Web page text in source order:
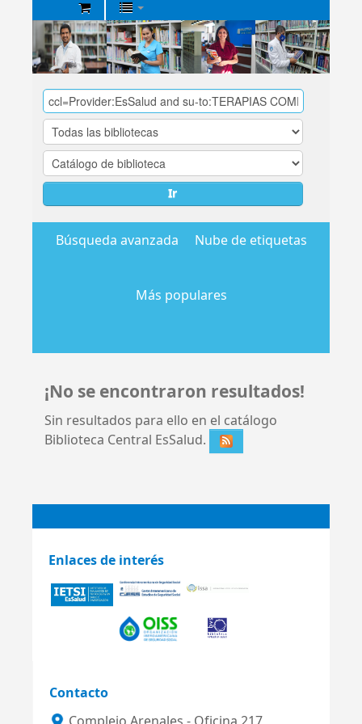
Biblioteca
Central
EsSalud
Ir
Búsqueda avanzada Nube de etiquetas
Más populares
¡No se encontraron resultados!
Sin resultados para ello en el catálogo
Biblioteca Central EsSalud.
Enlaces de interés
Contacto